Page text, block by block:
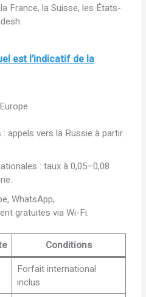
France, la Suisse, les États-
est l’indicatif de la
appels vers la Russie à partir
: taux à 0,05–0,08
WhatsApp,
gratuites via Wi-Fi.
Conditions
Forfait international
inclus